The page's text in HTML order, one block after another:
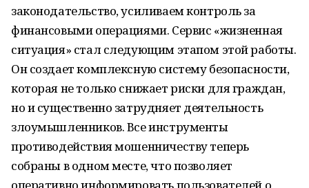
законодательство, усиливаем контроль за
финансовыми операциями. Сервис «жизненная
ситуация» стал следующим этапом этой работы.
Он создает комплексную систему безопасности,
которая не только снижает риски для граждан,
но и существенно затрудняет деятельность
злоумышленников. Все инструменты
противодействия мошенничеству теперь
собраны в одном месте, что позволяет